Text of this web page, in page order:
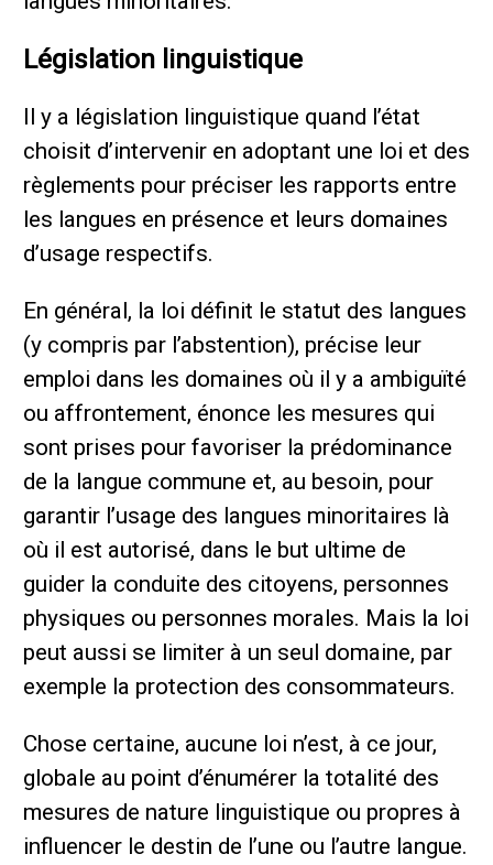
Législation linguistique
Il y a législation linguistique quand l’état
choisit d’intervenir en adoptant une loi et des
règlements pour préciser les rapports entre
les langues en présence et leurs domaines
d’usage respectifs.
En général, la loi définit le statut des langues
(y compris par l’abstention), précise leur
emploi dans les domaines où il y a ambiguïté
ou affrontement, énonce les mesures qui
sont prises pour favoriser la prédominance
de la langue commune et, au besoin, pour
garantir l’usage des langues minoritaires là
où il est autorisé, dans le but ultime de
guider la conduite des citoyens, personnes
physiques ou personnes morales. Mais la loi
peut aussi se limiter à un seul domaine, par
exemple la protection des consommateurs.
Chose certaine, aucune loi n’est, à ce jour,
globale au point d’énumérer la totalité des
mesures de nature linguistique ou propres à
influencer le destin de l’une ou l’autre langue.